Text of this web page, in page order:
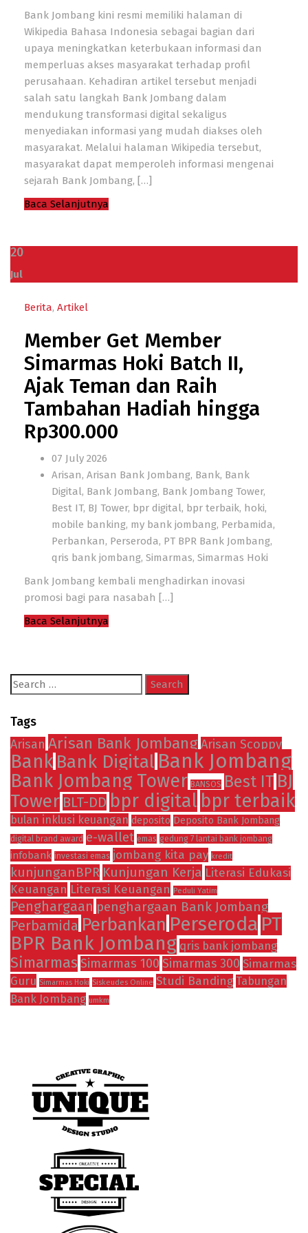
Bank Jombang kini resmi memiliki halaman di
Wikipedia Bahasa Indonesia sebagai bagian dari
upaya meningkatkan keterbukaan informasi dan
memperluas akses masyarakat terhadap profil
perusahaan. Kehadiran artikel tersebut menjadi
salah satu langkah Bank Jombang dalam
mendukung transformasi digital sekaligus
menyediakan informasi yang mudah diakses oleh
masyarakat. Melalui halaman Wikipedia tersebut,
masyarakat dapat memperoleh informasi mengenai
sejarah Bank Jombang, […]
Baca Selanjutnya
20
Jul
Berita, Artikel
Member Get Member
Simarmas Hoki Batch II,
Ajak Teman dan Raih
Tambahan Hadiah hingga
Rp300.000
07 July 2026
Arisan, Arisan Bank Jombang, Bank, Bank
Digital, Bank Jombang, Bank Jombang Tower,
Best IT, BJ Tower, bpr digital, bpr terbaik, hoki,
mobile banking, my bank jombang, Perbamida,
Perbankan, Perseroda, PT BPR Bank Jombang,
qris bank jombang, Simarmas, Simarmas Hoki
Bank Jombang kembali menghadirkan inovasi
promosi bagi para nasabah […]
Baca Selanjutnya
Search
for:
Tags
Arisan Arisan Bank JombangArisan Scoppy
Bank Bank Digital Bank Jombang
Bank Jombang Tower BANSOS Best IT BJ
Tower BLT-DD bpr digital bpr terbaik
bulan inklusi keuangan deposito Deposito Bank Jombang
digital brand award e-wallet emas gedung 7 lantai bank jombang
infobank investasi emas jombang kita pay kredit
kunjunganBPR Kunjungan Kerja Literasi Edukasi
Keuangan Literasi Keuangan Peduli Yatim
Penghargaan penghargaan Bank Jombang
Perbamida Perbankan Perseroda PT
BPR Bank Jombang qris bank jombang
Simarmas Simarmas 100 Simarmas 300 Simarmas
Guru Simarmas Hoki Siskeudes Online Studi Banding Tabungan
Bank Jombang umkm